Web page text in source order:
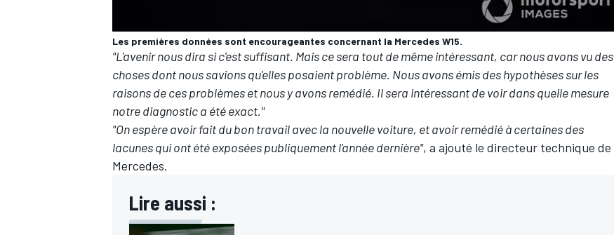
Les premières données sont encourageantes concernant la Mercedes W15.
"L'avenir nous dira si c'est suffisant. Mais ce sera tout de même intéressant, car nous avons vu des
choses dont nous savions qu'elles posaient problème. Nous avons émis des hypothèses sur les
raisons de ces problèmes et nous y avons remédié. Il sera intéressant de voir dans quelle mesure
notre diagnostic a été exact."
"On espère avoir fait du bon travail avec la nouvelle voiture, et avoir remédié à certaines des
lacunes qui ont été exposées publiquement l'année dernière", a ajouté le directeur technique de
Mercedes.
Lire aussi :